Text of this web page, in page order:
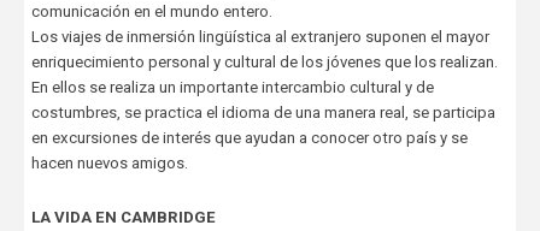
comunicación en el mundo entero.
Los viajes de inmersión lingüística al extranjero suponen el mayor
enriquecimiento personal y cultural de los jóvenes que los realizan.
En ellos se realiza un importante intercambio cultural y de
costumbres, se practica el idioma de una manera real, se participa
en excursiones de interés que ayudan a conocer otro país y se
hacen nuevos amigos.
LA VIDA EN CAMBRIDGE